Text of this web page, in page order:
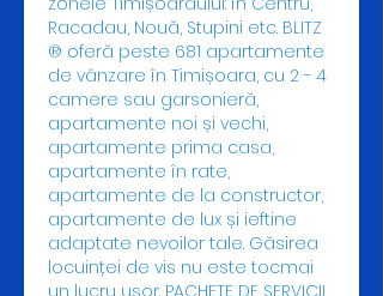
Racadau, Nouă, Stupini etc. BLITZ
® oferă peste 681 apartamente
de vânzare în Timișoara, cu 2 - 4
camere sau garsonieră,
apartamente noi și vechi,
apartamente prima casa,
apartamente în rate,
apartamente de la constructor,
apartamente de lux și ieftine
adaptate nevoilor tale. Găsirea
locuinței de vis nu este tocmai